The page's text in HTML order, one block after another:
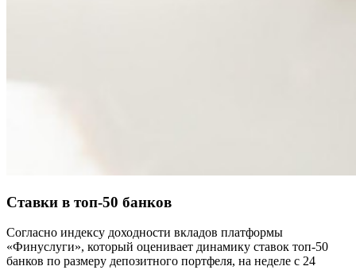
Ставки в топ-50 банков
Согласно индексу доходности вкладов платформы
«Финуслуги», который оценивает динамику ставок топ-50
банков по размеру депозитного портфеля, на неделе с 24